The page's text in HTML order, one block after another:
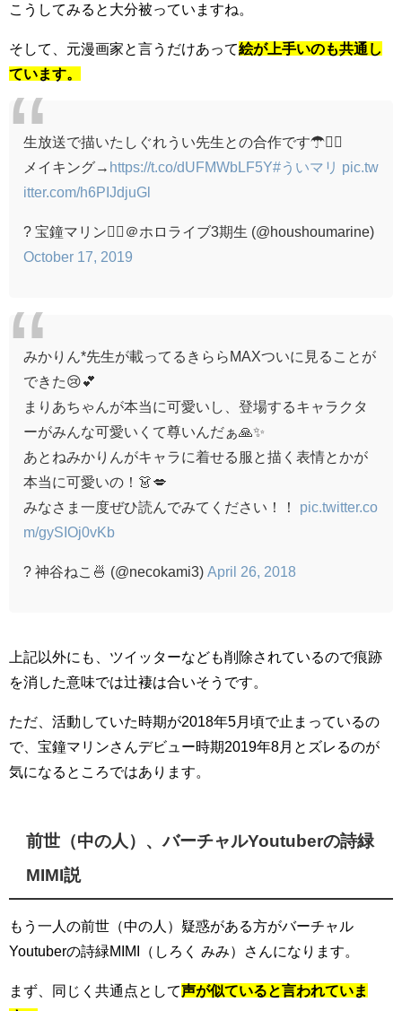
こうしてみると大分被っていますね。
そして、元漫画家と言うだけあって絵が上手いのも共通し
ています。
生放送で描いたしぐれうい先生との合作です☂🏴‍☠️
メイキング→ https://t.co/dUFMWbLF5Y#ういマリ pic.tw
itter.com/h6PIJdjuGl
? 宝鐘マリン🏴‍☠️＠ホロライブ3期生 (@houshoumarine)
October 17, 2019
みかりん*先生が載ってるきららMAXついに見ることが
できた😢💕
まりあちゃんが本当に可愛いし、登場するキャラクタ
ーがみんな可愛いくて尊いんだぁ🙏✨
あとねみかりんがキャラに着せる服と描く表情とかが
本当に可愛いの！👗💋
みなさま一度ぜひ読んでみてください！！ pic.twitter.co
m/gySIOj0vKb
? 神谷ねこ🍜 (@necokami3) April 26, 2018
上記以外にも、ツイッターなども削除されているので痕跡
を消した意味では辻褄は合いそうです。
ただ、活動していた時期が2018年5月頃で止まっているの
で、宝鐘マリンさんデビュー時期2019年8月とズレるのが
気になるところではあります。
前世（中の人）、バーチャルYoutuberの詩緑
MIMI説
もう一人の前世（中の人）疑惑がある方がバーチャル
Youtuberの詩緑MIMI（しろく みみ）さんになります。
まず、同じく共通点として声が似ていると言われていま